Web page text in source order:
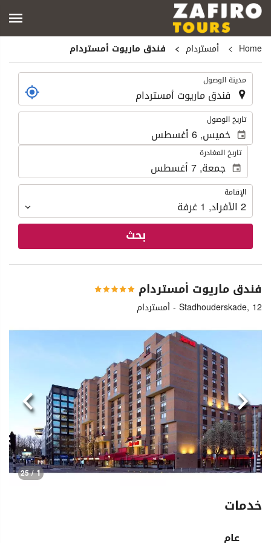
Home أمستردام
فندق ماريوت أمستردام
. مدينة الوصول
. تاريخ الوصول
تاريخ المغادرة
الإقامة
الإقامة
2 الأفراد,
1غرفة
بحث
فندق ماريوت أمستردام
Stadhouderskade, 12 - أمستردام
1
/ 25
السابق
خدمات
عام